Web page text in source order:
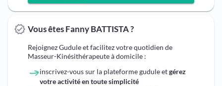
Vous êtes Fanny BATTISTA ?
Rejoignez Gudule et facilitez votre quotidien de
Masseur-Kinésithérapeute à domicile :
inscrivez-vous sur la plateforme gudule etgérez
votre activité en toute simplicité